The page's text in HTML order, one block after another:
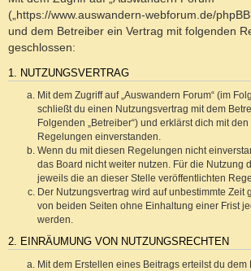
(„https://www.auswandern-webforum.de/
und dem Betreiber ein Vertrag mit folgenden
geschlossen:
1. NUTZUNGSVERTRAG
Mit dem Zugriff auf „Auswandern Forum“ (im
schließt du einen Nutzungsvertrag mit dem
Folgenden „Betreiber“) und erklärst dich mit
Regelungen einverstanden.
Wenn du mit diesen Regelungen nicht
das Board nicht weiter nutzen. Für die Nutzung
jeweils die an dieser Stelle veröffentlichten
Der Nutzungsvertrag wird auf unbestimmte Zeit
von beiden Seiten ohne Einhaltung einer Frist
werden.
2. EINRÄUMUNG VON NUTZUNGSRECHTEN
Mit dem Erstellen eines Beitrags erteilst du dem